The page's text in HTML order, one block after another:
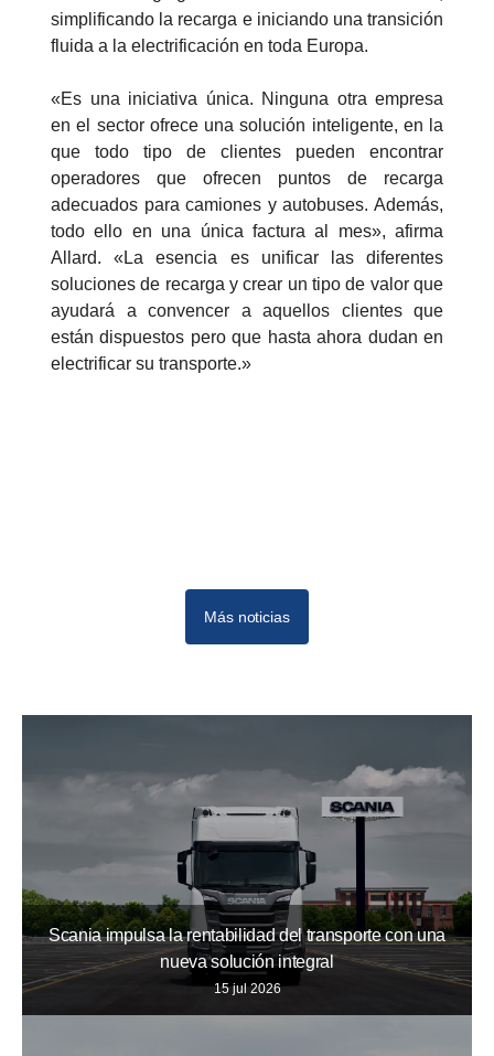
simplificando la recarga e iniciando una transición
fluida a la electrificación en toda Europa.
«Es una iniciativa única. Ninguna otra empresa
en el sector ofrece una solución inteligente, en la
que todo tipo de clientes pueden encontrar
operadores que ofrecen puntos de recarga
adecuados para camiones y autobuses. Además,
todo ello en una única factura al mes», afirma
Allard. «La esencia es unificar las diferentes
soluciones de recarga y crear un tipo de valor que
ayudará a convencer a aquellos clientes que
están dispuestos pero que hasta ahora dudan en
electrificar su transporte.»
Más noticias
Scania impulsa la rentabilidad del transporte con una
nueva solución integral
15 jul 2026